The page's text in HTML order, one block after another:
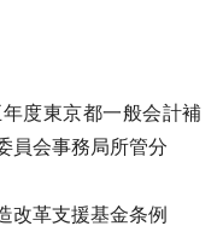
度東京都一般会計補
員会事務局所管分
改革支援基金条例